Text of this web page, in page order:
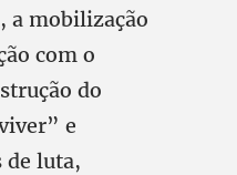
a mobilização
com o
do
e
de luta,